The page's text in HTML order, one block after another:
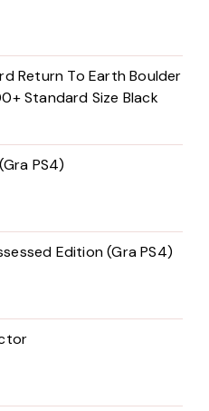
Return To Earth Boulder
Standard Size Black
PS4)
Edition (Gra PS4)